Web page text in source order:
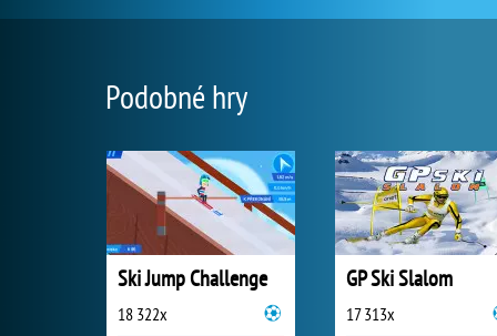
Podobné hry
Ski Jump Challenge
18 322x
GP Ski Slalom
17 313x